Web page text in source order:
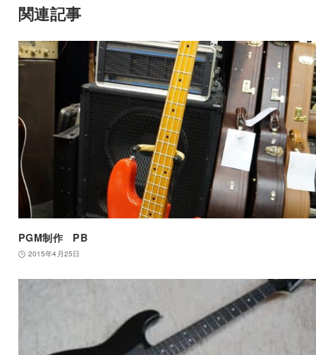
関連記事
PGM制作 PB
2015年4月25日